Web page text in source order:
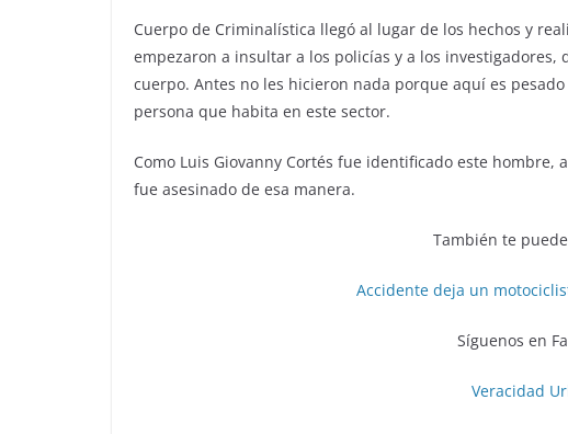
Cuerpo de Criminalística llegó al lugar de los hechos y
empezaron a insultar a los policías y a los
cuerpo. Antes no les hicieron nada porque aquí es
persona que habita en este sector.
Como Luis Giovanny Cortés fue identificado este hombre,
fue asesinado de esa manera.
También te
Accidente deja un
Síguenos en
Veracidad